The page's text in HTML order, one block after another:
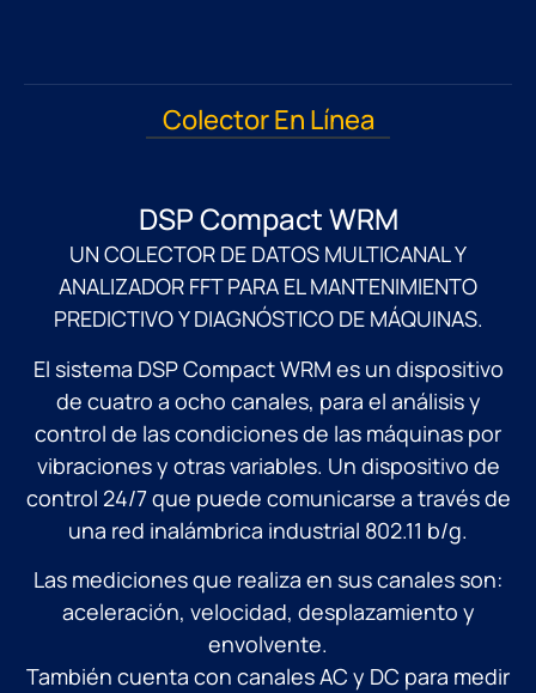
Colector En Línea
DSP Compact WRM
UN COLECTOR DE DATOS MULTICANAL Y
ANALIZADOR FFT PARA EL MANTENIMIENTO
PREDICTIVO Y DIAGNÓSTICO DE MÁQUINAS.
El sistema DSP Compact WRM es un dispositivo
de cuatro a ocho canales, para el análisis y
control de las condiciones de las máquinas por
vibraciones y otras variables. Un dispositivo de
control 24/7 que puede comunicarse a través de
una red inalámbrica industrial 802.11 b/g.
Las mediciones que realiza en sus canales son:
aceleración, velocidad, desplazamiento y
envolvente.
También cuenta con canales AC y DC para medir